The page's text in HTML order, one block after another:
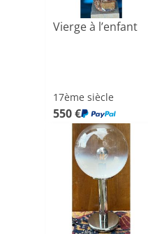
Vierge à l’enfant
17ème siècle
550 €